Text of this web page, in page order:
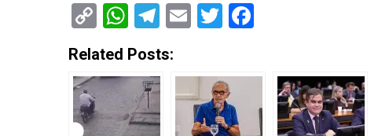
Copy
Link
WhatsApp
Telegram
EmailTwitter
Related Posts: